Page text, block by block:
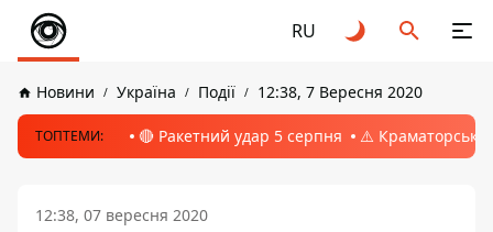
RU
Новини Україна Події 12:38, 7 Вересня 2020
ТОПТЕМИ: 🔴 Ракетний удар 5 серпня ⚠️ Краматорськ,
12:38, 07 вересня 2020